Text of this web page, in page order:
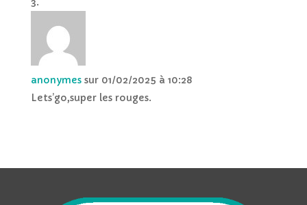
anonymes sur 01/02/2025 à 10:28
Lets’go,super les rouges.